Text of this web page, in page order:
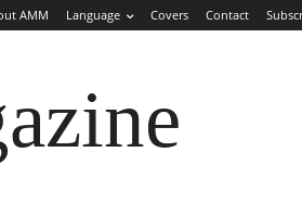
AMM Language Covers Contact